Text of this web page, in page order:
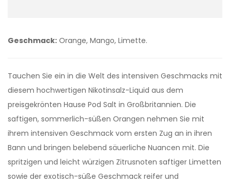
Geschmack: Orange, Mango, Limette.
Tauchen Sie ein in die Welt des intensiven Geschmacks mit
diesem hochwertigen Nikotinsalz-Liquid aus dem
preisgekrönten Hause Pod Salt in Großbritannien. Die
saftigen, sommerlich-süßen Orangen nehmen Sie mit
ihrem intensiven Geschmack vom ersten Zug an in ihren
Bann und bringen belebend säuerliche Nuancen mit. Die
spritzigen und leicht würzigen Zitrusnoten saftiger Limetten
sowie der exotisch-süße Geschmack reifer und